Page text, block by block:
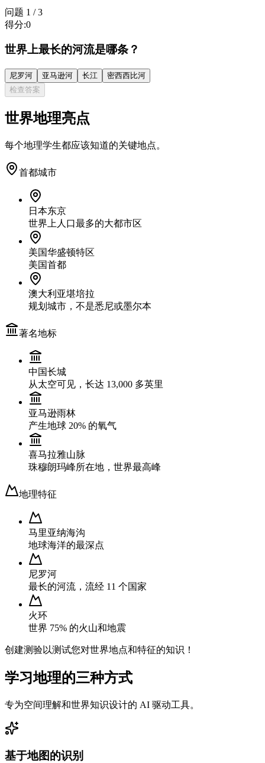
问题 1 /3
得分:0
世界上最长的河流是哪条？
尼罗河 亚马逊河 长江
密西西比河
检查答案
世界地理亮点
每个地理学生都应该知道的关键地点。
首都城市
日本东京
世界上人口最多的大都市区
美国华盛顿特区
美国首都
澳大利亚堪培拉
规划城市，不是悉尼或墨尔本
著名地标
中国长城
从太空可见，长达 13,000 多英里
亚马逊雨林
产生地球 20% 的氧气
喜马拉雅山脉
珠穆朗玛峰所在地，世界最高峰
地理特征
马里亚纳海沟
地球海洋的最深点
尼罗河
最长的河流，流经 11 个国家
火环
世界 75% 的火山和地震
创建测验以测试您对世界地点和特征的知识！
学习地理的三种方式
专为空间理解和世界知识设计的 AI 驱动工具。
基于地图的识别